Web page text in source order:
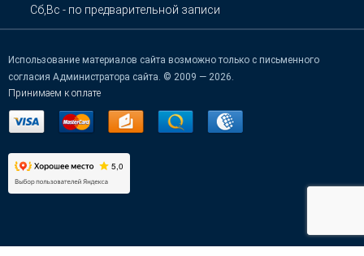
Сб,Вс - по предварительной записи
Использование материалов сайта возможно только с письменного
согласия Администратора сайта. © 2009 — 2026.
Принимаем к оплате